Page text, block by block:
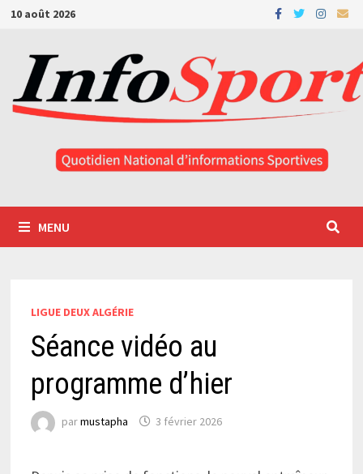
Passer
contenu
10 août 2026
MENU
LIGUE DEUX ALGÉRIE
Séance vidéo au
programme d’hier
parmustapha 3 février 2026